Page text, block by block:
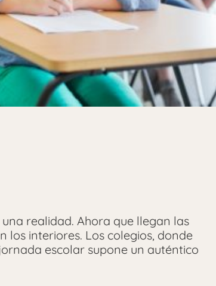
una realidad. Ahora que llegan las
los interiores. Los colegios, donde
escolar supone un auténtico